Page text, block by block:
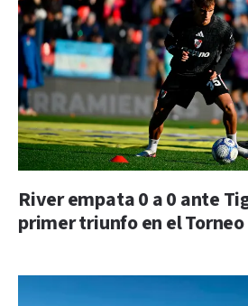
River empata 0 a 0 ante
primer triunfo en el Torneo